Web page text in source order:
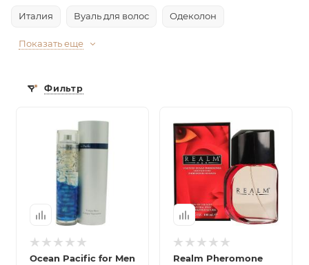
Арабская
Италия Вуаль для волос Одеколон
Показать еще
Фильтр
Ocean Pacific for Men
Realm Pheromone